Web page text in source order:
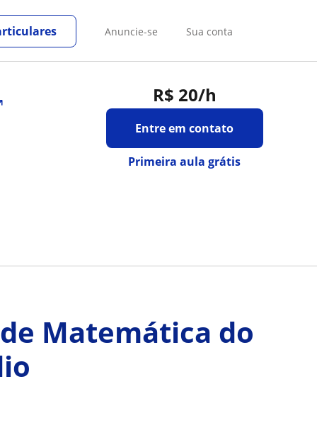
Anuncie-se Sua conta
R$ 20/h
Entre em contato
Primeira aula grátis
Matemática do